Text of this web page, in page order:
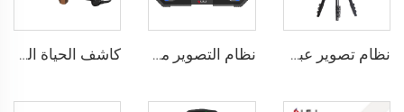
نظام تصوير عبر الجدران نظام التصوير من خلال الجدران TWR-III كاشف الحياة الزلزالي التشكيلي CRMB-RAD